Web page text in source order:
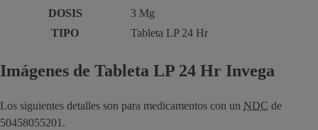
DOSIS
3 Mg
TIPO
Tableta LP 24 Hr
Imágenes de Tableta LP 24 Hr Invega
Los siguientes detalles son para medicamentos con un NDC de
50458055201.